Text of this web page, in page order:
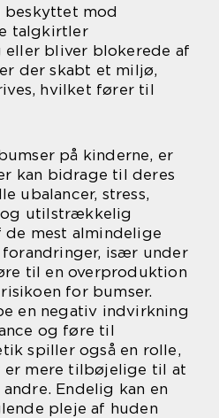
mod
talgkirtler
bliver blokerede af
der skabt et miljø,
hvilket fører til
på kinderne, er
kan bidrage til deres
ubalancer, stress,
utilstrækkelig
mest almindelige
forandringer, især under
til en overproduktion
for bumser.
en negativ indvirkning
og føre til
spiller også en rolle,
er mere tilbøjelige til at
Endelig kan en
pleje af huden